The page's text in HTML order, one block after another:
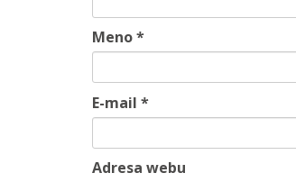
g
a
t
i
Meno*
E-mail *
Adresa webu